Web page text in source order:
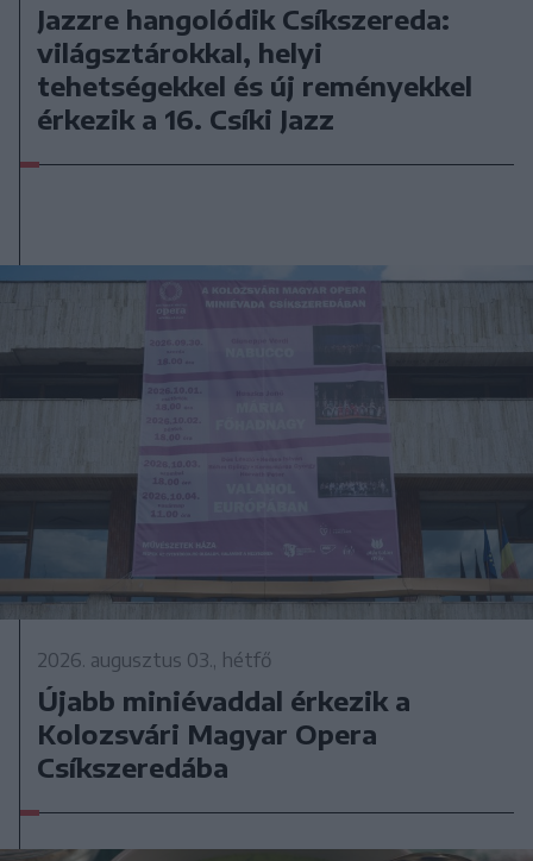
Jazzre hangolódik Csíkszereda:
világsztárokkal, helyi
tehetségekkel és új reményekkel
érkezik a 16. Csíki Jazz
2026. augusztus 03., hétfő
Újabb miniévaddal érkezik a
Kolozsvári Magyar Opera
Csíkszeredába